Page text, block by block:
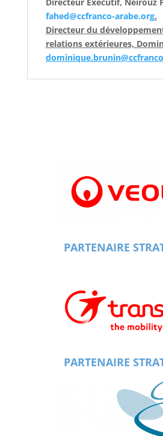
fahed@ccfranco-arabe.org.
Directeur du
relations extérieures,
PARTENAIRE
PARTENAIRE